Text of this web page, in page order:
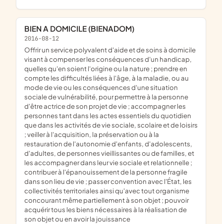
BIEN A DOMICILE (BIENADOM)
2016-08-12
offrir un service polyvalent d'aide et de soins à domicile
visant à compenser les conséquences d'un handicap,
quelles qu'en soient l'origine ou la nature ; prendre en
compte les difficultés liées à l'âge, à la maladie, ou au
mode de vie ou les conséquences d'une situation
sociale de vulnérabilité, pour permettre à la personne
d'être actrice de son projet de vie ; accompagner les
personnes tant dans les actes essentiels du quotidien
que dans les activités de vie sociale, scolaire et de loisirs
; veiller à l'acquisition, la préservation ou à la
restauration de l'autonomie d'enfants, d'adolescents,
d'adultes, de personnes vieillissantes ou de familles, et
les accompagner dans leur vie sociale et relationnelle ;
contribuer à l'épanouissement de la personne fragile
dans son lieu de vie ; passer convention avec l'État, les
collectivités territoriales ainsi qu'avec tout organisme
concourant même partiellement à son objet ; pouvoir
acquérir tous les biens nécessaires à la réalisation de
son objet ou en avoir la jouissance